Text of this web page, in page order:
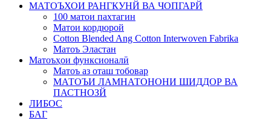
МАТОЪХОИ РАНГКУНЙ ВА ЧОПГАРЙ
100 матои пахтагин
Матои кордюрой
Cotton Blended Ang Cotton Interwoven Fabrika
Матоъ Эластан
Матоъҳои функсионалӣ
Матоъ аз оташ тобовар
МАТОЪИ ЛАМНАТОНОНИ ШИДДОР ВА
ПАСТНОЗЙ
ЛИБОС
БАГ